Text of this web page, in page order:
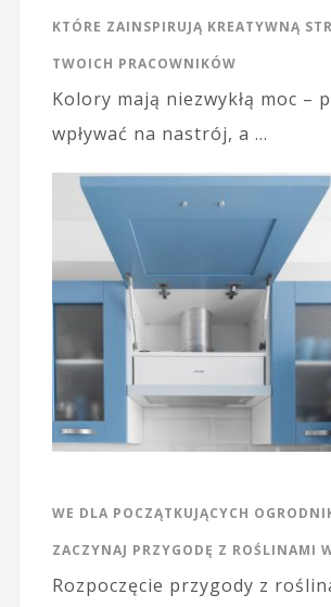
KTÓRE ZAINSPIRUJĄ KREATYWNĄ
TWOICH PRACOWNIKÓW
Kolory mają niezwykłą moc –
wpływać na nastrój, a …
WE DLA POCZĄTKUJĄCYCH
ZACZYNAJ PRZYGODĘ Z ROŚLINAMI
Rozpoczęcie przygody z